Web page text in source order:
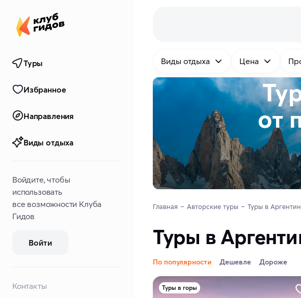
Туры
Избранное
Направления
Виды отдыха
Войдите, чтобы
использовать
все возможности Клуба
Гидов
Войти
Контакты
Виды отдыха Цена
от
Главная Авторские туры Туры в
Туры в
По популярности Дешевле Дороже
Туры в горы